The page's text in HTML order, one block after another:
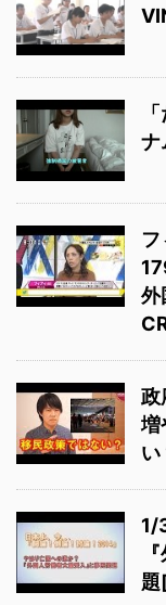
ナ
外
政
増
い
1/